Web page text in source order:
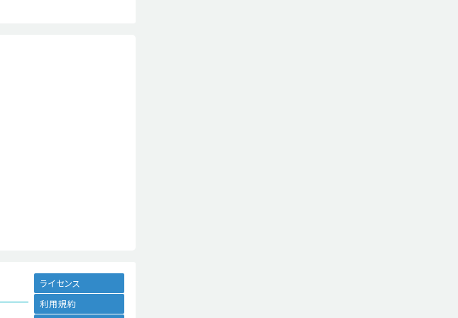
ライセンス
利用規約